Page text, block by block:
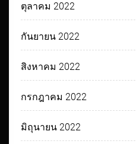
ตุลาคม 2022
กันยายน 2022
สิงหาคม 2022
กรกฎาคม 2022
มิถุนายน 2022